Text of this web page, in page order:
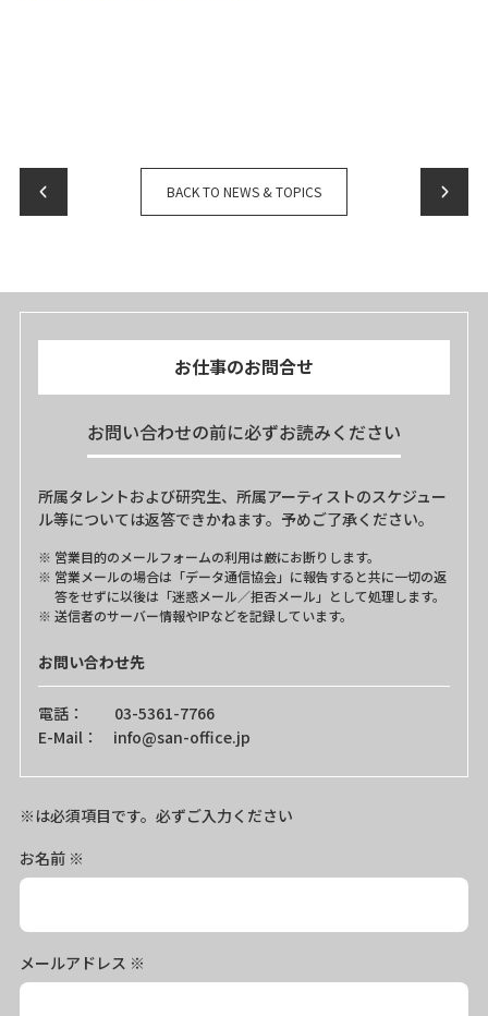
BACK TO NEWS & TOPICS
お仕事のお問合せ
お問い合わせの前に必ずお読みください
所属タレントおよび研究生、所属アーティストのスケジュー
ル等については返答できかねます。予めご了承ください。
営業目的のメールフォームの利用は厳にお断りします。
営業メールの場合は「データ通信協会」に報告すると共に一切の返
答をせずに以後は「迷惑メール／拒否メール」として処理します。
送信者のサーバー情報やIPなどを記録しています。
お問い合わせ先
電話： 03-5361-7766
E-Mail： info@san-office.jp
※は必須項目です。必ずご入力ください
お名前 ※
メールアドレス ※